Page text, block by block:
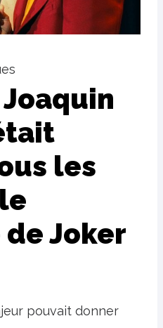
les
Joker
pouvait donner